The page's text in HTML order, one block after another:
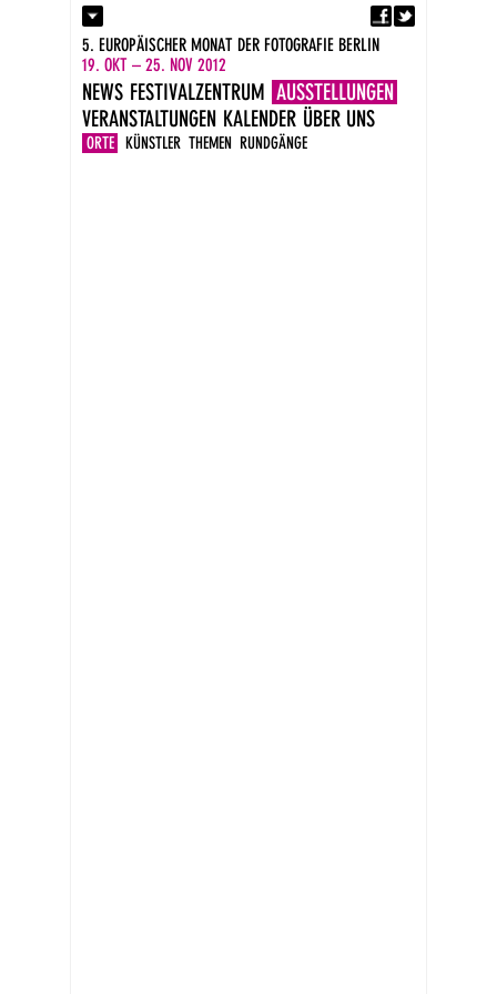
Kontakt
Presse
Impressum
DE
EN
5. EUROPÄISCHER MONAT DER FOTOGRAFIE BERLIN
19. OKT – 25. NOV 2012
NEWS FESTIVALZENTRUM AUSSTELLUNGEN
ORTE KÜNSTLER THEMEN RUNDGÄNGE
VERANSTALTUNGEN KALENDER ÜBER UNS